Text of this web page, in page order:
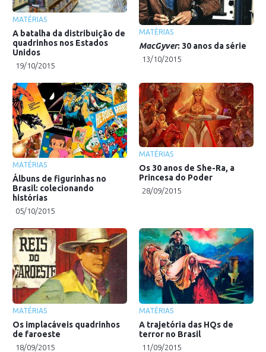
MATÉRIAS
A batalha da distribuição de
quadrinhos nos Estados
Unidos
19/10/2015
MATÉRIAS
MacGyver: 30 anos da série
13/10/2015
MATÉRIAS
Álbuns de figurinhas no
Brasil: colecionando
histórias
05/10/2015
MATÉRIAS
Os 30 anos de She-Ra, a
Princesa do Poder
28/09/2015
MATÉRIAS
Os implacáveis quadrinhos
de faroeste
18/09/2015
MATÉRIAS
A trajetória das HQs de
terror no Brasil
11/09/2015